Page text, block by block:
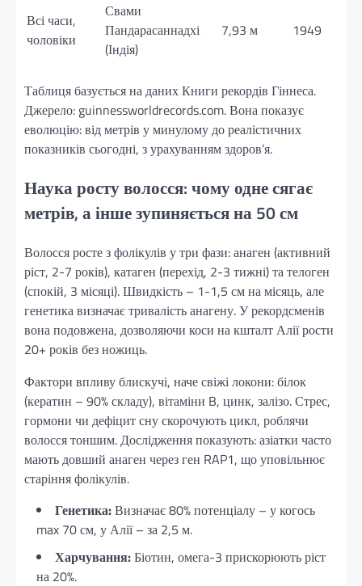
Всі часи,
чоловіки
Свами
Пандарасаннадхі
(Індія)
7,93 м 1949
Таблиця базується на даних Книги рекордів Гіннеса.
Джерело: guinnessworldrecords.com. Вона показує
еволюцію: від метрів у минулому до реалістичних
показників сьогодні, з урахуванням здоров’я.
Наука росту волосся: чому одне сягає
метрів, а інше зупиняється на 50 см
Волосся росте з фолікулів у три фази: анаген (активний
ріст, 2-7 років), катаген (перехід, 2-3 тижні) та телоген
(спокій, 3 місяці). Швидкість – 1-1,5 см на місяць, але
генетика визначає тривалість анагену. У рекордсменів
вона подовжена, дозволяючи коси на кшталт Алії рости
20+ років без ножиць.
Фактори впливу блискучі, наче свіжі локони: білок
(кератин – 90% складу), вітаміни B, цинк, залізо. Стрес,
гормони чи дефіцит сну скорочують цикл, роблячи
волосся тоншим. Дослідження показують: азіатки часто
мають довший анаген через ген RAP1, що уповільнює
старіння фолікулів.
Генетика:Визначає 80% потенціалу – у когось
max 70 см, у Алії – за 2,5 м.
Харчування:Біотин, омега-3 прискорюють ріст
на 20%.